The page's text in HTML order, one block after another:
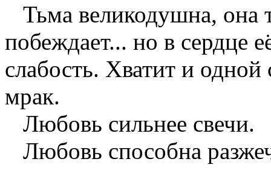
Тьма великодушна, она
побеждает... но в сердце
слабость. Хватит и одной
мрак.
Любовь сильнее свечи.
Любовь способна